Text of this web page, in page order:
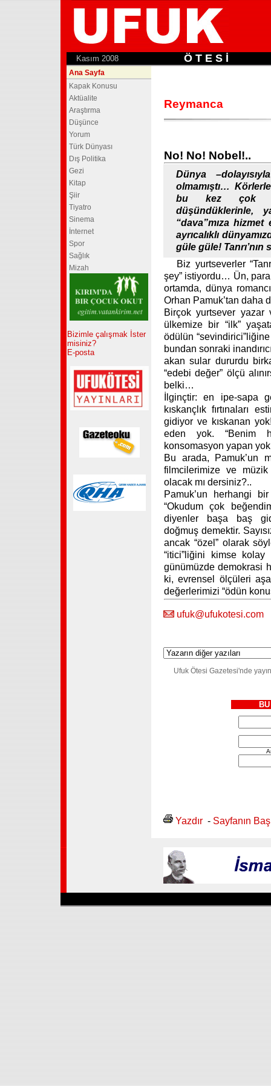
Kasım 2008 Ö T E S İ
Ana Sayfa
Kapak Konusu
Aktüalite
Araştırma
Düşünce
Yorum
Türk Dünyası
Dış Politika
Gezi
Kitap
Şiir
Tiyatro
Sinema
İnternet
Spor
Sağlık
Mizah
Bizimle çalışmak İster
misiniz?
E-posta
Reymanca
No! No! Nobel!..
Dünya
olmamıştı…
bu kez çok
düşündüklerinle,
“dava”mıza
ayrıcalıklı
güle güle!
Biz yurtseverler
şey” istiyordu… Ün, para
ortamda, dünya
Orhan Pamuk’tan daha
Birçok yurtsever yazar
ülkemize bir “ilk”
ödülün
bundan sonraki
akan sular dururdu
“edebi değer” ölçü
belki…
İlginçtir: en ipe-sapa
kıskançlık fırtınaları
gidiyor ve kıskanan
eden yok. “Benim
konsomasyon yapan
Bu arada, Pamuk’un
filmcilerimize ve
olacak mı dersiniz?..
Pamuk’un herhangi bir
“Okudum çok
diyenler başa baş
doğmuş demektir.
ancak “özel” olarak
“itici”liğini kimse kolay
günümüzde demokrasi
ki, evrensel ölçüleri
değerlerimizi “ödün
ufuk@ufukotesi.com
Ufuk Ötesi Gazetesi'nde
Yazdır - Sayfanın